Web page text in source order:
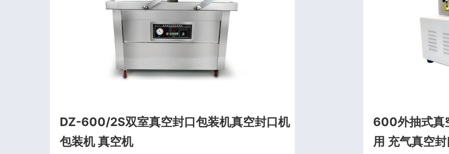
DZ-600/2S双室真空封口包装机真空封口机
包装机 真空机
600外抽式真
用 充气真空